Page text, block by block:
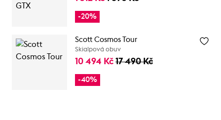
-20%
Scott Cosmos Tour
Skialpová obuv
10 494 Kč 17 490 Kč
-40%